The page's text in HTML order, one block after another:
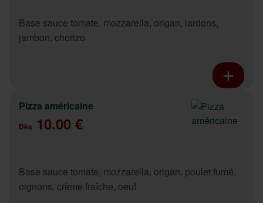
Base sauce tomate, mozzarella, origan, lardons,
jambon, chorizo
Pizza américaine
Dès 10.00 €
Base sauce tomate, mozzarella, origan, poulet fumé,
oignons, crème fraîche, oeuf